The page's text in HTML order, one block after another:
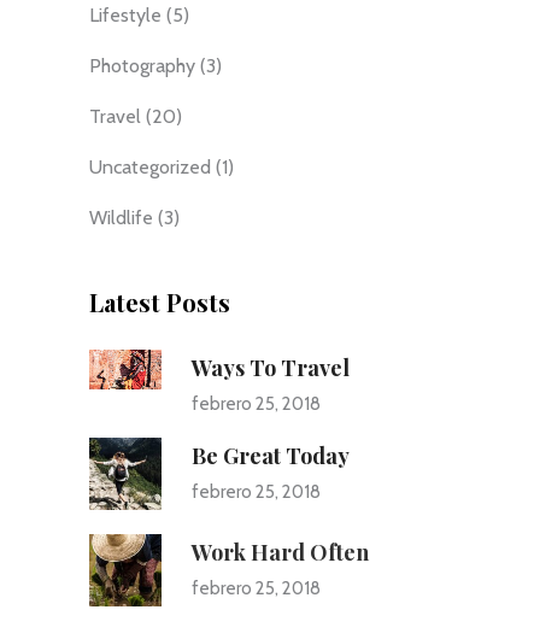
Lifestyle (5)
Photography (3)
Travel (20)
Uncategorized (1)
Wildlife (3)
Latest Posts
Ways To Travel
febrero 25, 2018
Be Great Today
febrero 25, 2018
Work Hard Often
febrero 25, 2018